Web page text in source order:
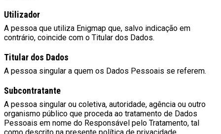
Utilizador
A pessoa que utiliza Enigmap que, salvo indicação em
contrário, coincide com o Titular dos Dados.
Titular dos Dados
A pessoa singular a quem os Dados Pessoais se referem.
Subcontratante
A pessoa singular ou coletiva, autoridade, agência ou outro
organismo público que proceda ao tratamento de Dados
Pessoais em nome do Responsável pelo Tratamento, tal
como descrito na presente política de privacidade.